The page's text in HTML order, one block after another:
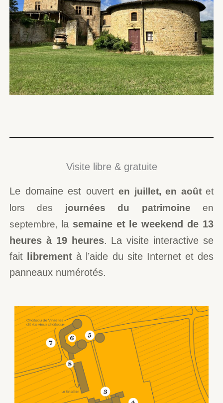
Visite libre & gratuite
Le domaine est ouvert en juillet, en août et
lors des
journées du patrimoine
en
septembre,
la semaine et le weekend de 13
heures à 19 heures. La visite interactive se
fait
librement à l’aide du site Internet et des
panneaux numérotés.